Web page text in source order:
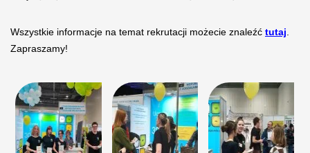
Wszystkie informacje na temat rekrutacji możecie znaleźć tutaj
Zapraszamy!